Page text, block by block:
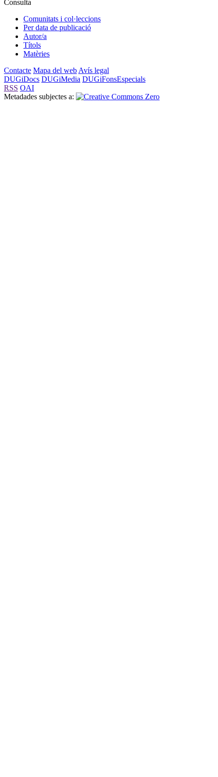
Consulta
Comunitats i col·leccions
Per data de publicació
Autor/a
Títols
Matèries
Contacte Mapa del web Avís legal
DUGiDocs DUGiMedia DUGiFonsEspecials
RSS OAI
Metadades subjectes a: